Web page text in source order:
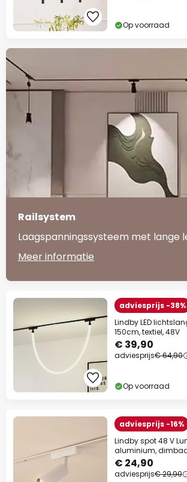
Op voorraad
Railsystem
Laagspanningssysteem met lange
Meer informatie
adviesprijs -38%
Lindby LED
150cm, textiel, 48V
€ 39,90
adviesprijs€ 64,90
Op voorraad
adviesprijs -16%
Lindby spot 48 V
aluminium,
€ 24,90
adviesprijs€ 29,90